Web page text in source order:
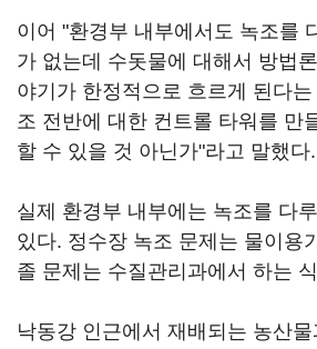
이어 "환경부 내부에서도 녹조를
가 없는데 수돗물에 대해서 방법
야기가 한정적으로 흐르게 된다
조 전반에 대한 컨트롤 타워를 만
할 수 있을 것 아닌가"라고 말했다.
실제 환경부 내부에는 녹조를 다
있다. 정수장 녹조 문제는 물이용
졸 문제는 수질관리과에서 하는
낙동강 인근에서 재배되는 농산